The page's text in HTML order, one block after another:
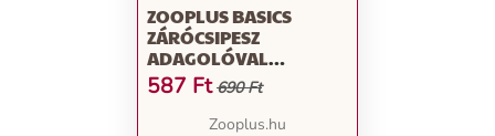
ZOOPLUS BASICS
ZÁRÓCSIPESZ
ADAGOLÓVAL
KUTYÁKNAK,
MACSKÁKNAK - 2
587 Ft 690 Ft
Zooplus.hu